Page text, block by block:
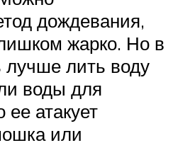
дождевания,
жарко. Но в
лить воду
воды для
ее атакует
или